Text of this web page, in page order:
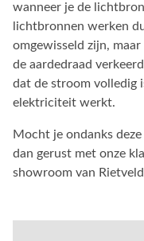
wanneer je de
lichtbronnen werken
omgewisseld zijn,
de aardedraad
dat de stroom volledig
elektriciteit werkt.
Mocht je ondanks
dan gerust met onze
showroom van